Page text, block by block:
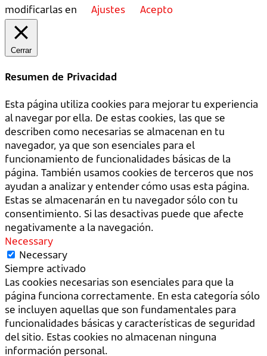
modificarlas en
Ajustes Acepto
Cerrar
Resumen de Privacidad
Esta página utiliza cookies para mejorar tu experiencia
al navegar por ella. De estas cookies, las que se
describen como necesarias se almacenan en tu
navegador, ya que son esenciales para el
funcionamiento de funcionalidades básicas de la
página. También usamos cookies de terceros que nos
ayudan a analizar y entender cómo usas esta página.
Estas se almacenarán en tu navegador sólo con tu
consentimiento. Si las desactivas puede que afecte
negativamente a la navegación.
Necessary
Necessary
Siempre activado
Las cookies necesarias son esenciales para que la
página funciona correctamente. En esta categoría sólo
se incluyen aquellas que son fundamentales para
funcionalidades básicas y características de seguridad
del sitio. Estas cookies no almacenan ninguna
información personal.